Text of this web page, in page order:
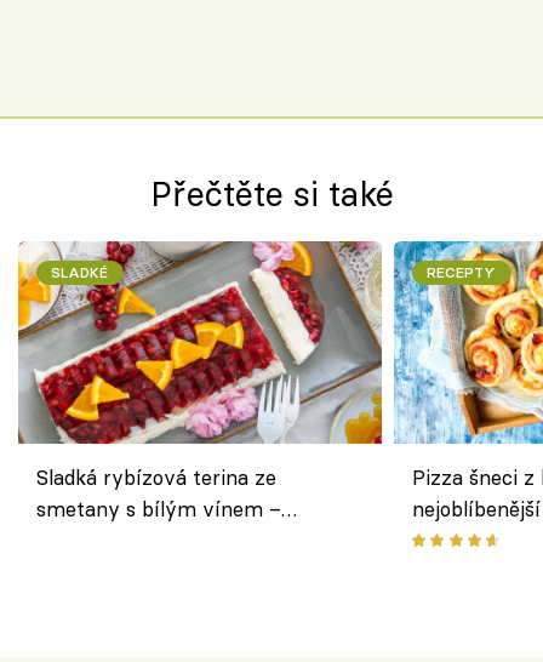
Přečtěte si také
SLADKÉ
Sladká rybízová terina ze
smetany s bílým vínem –
RECEPTY
Pizza šneci